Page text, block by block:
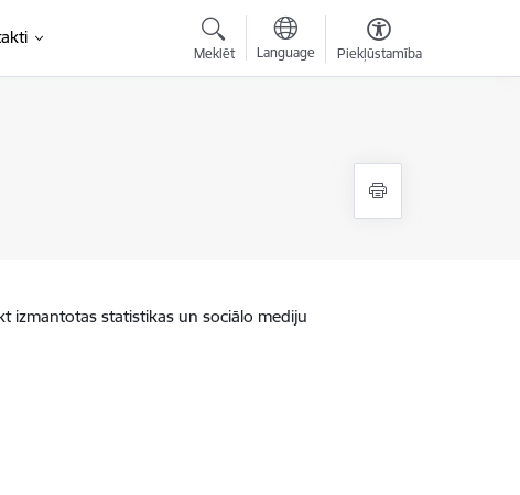
Meklēt Language Piekļūstamība
izmantotas statistikas un sociālo mediju